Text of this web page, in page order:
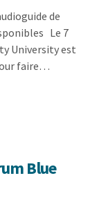
de
Le 7
University est
faire…
Blue